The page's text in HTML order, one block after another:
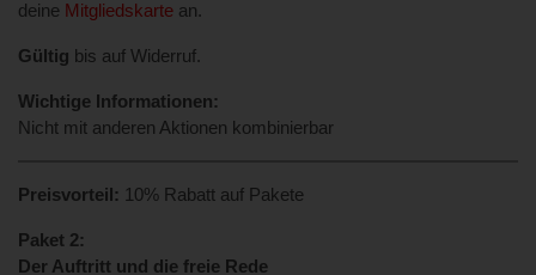
deine Mitgliedskarte an.
Gültig bis auf Widerruf.
Wichtige Informationen:
Nicht mit anderen Aktionen kombinierbar
Preisvorteil: 10% Rabatt auf Pakete
Paket 2:
Der Auftritt und die freie Rede